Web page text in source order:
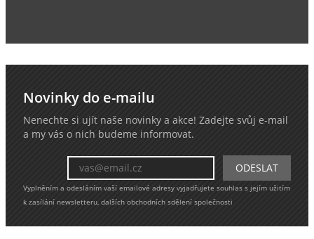
Novinky do e-mailu
Nenechte si ujít naše novinky a akce! Zadejte svůj e-mail
a my vás o nich budeme informovat.
Vyplněním a odesláním vaší emailové adresy vyjadřujete souhlas s jejím užitím
k zasílání newsletteru, dalších obchodních sdělení společnosti